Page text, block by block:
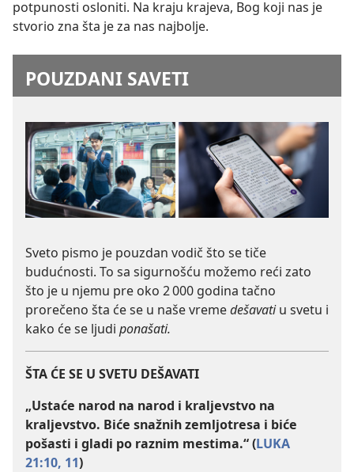
potpunosti osloniti. Na kraju krajeva, Bog koji nas je
stvorio zna šta je za nas najbolje.
POUZDANI SAVETI
Sveto pismo je pouzdan vodič što se tiče
budućnosti. To sa sigurnošću možemo reći zato
što je u njemu pre oko 2 000 godina tačno
prorečeno šta će se u naše vremedešavatiu svetu i
kako će se ljudi ponašati.
ŠTA ĆE SE U SVETU DEŠAVATI
„Ustaće narod na narod i kraljevstvo na
kraljevstvo. Biće snažnih zemljotresa i biće
pošasti i gladi po raznim mestima.“ (LUKA
21:10, 11)